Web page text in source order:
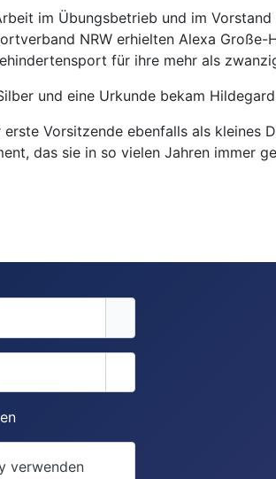
im Übungsbetrieb und im
NRW erhielten Alexa
für ihre mehr als
und eine Urkunde bekam
Vorsitzende ebenfalls als kleines
das sie in so vielen Jahren immer
verwenden